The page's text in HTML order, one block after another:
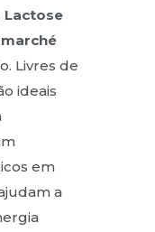
Lactose
Livres de
ideais
em
a